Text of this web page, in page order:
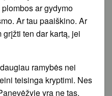
ar gydymo
Ar tau paaiškino. Ar
ten dar kartą, jei
ramybės nei
teisinga kryptimi. Nes
yra ne tas,